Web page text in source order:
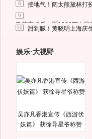
8 接地气！阔太熊黛林打
9
马蓉离婚后，砸1000万人民
10 甜到腻！黄晓明上海庆
娱乐·大视野
吴亦凡香港宣传《西游伏
妖篇》 获徐导星爷称赞